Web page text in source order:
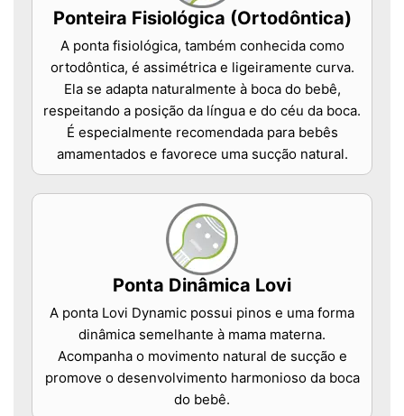
Ponteira Fisiológica (Ortodôntica)
A ponta fisiológica, também conhecida como
ortodôntica, é assimétrica e ligeiramente curva.
Ela se adapta naturalmente à boca do bebê,
respeitando a posição da língua e do céu da boca.
É especialmente recomendada para bebês
amamentados e favorece uma sucção natural.
Ponta Dinâmica Lovi
A ponta Lovi Dynamic possui pinos e uma forma
dinâmica semelhante à mama materna.
Acompanha o movimento natural de sucção e
promove o desenvolvimento harmonioso da boca
do bebê.